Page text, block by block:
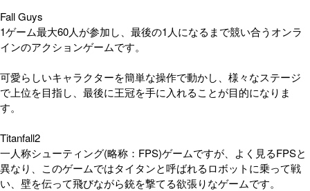
Fall Guys
1ゲーム最大60人が参加し、最後の1人になるまで競い合うオンラ
インのアクションゲームです。
可愛らしいキャラクターを簡単な操作で動かし、様々なステージ
で上位を目指し、最後に王冠を手に入れることが目的になりま
す。
Titanfall2
一人称シューティング(略称：FPS)ゲームですが、よく見るFPSと
異なり、このゲームではタイタンと呼ばれるロボットに乗って戦
い、壁を伝って飛びながら銃を撃てる欲張りなゲームです。